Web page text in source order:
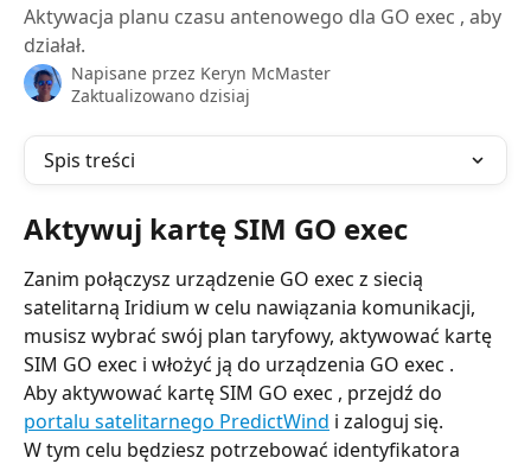
Aktywacja planu czasu antenowego dla GO exec , aby
działał.
Napisane przez Keryn McMaster
Zaktualizowano dzisiaj
Spis treści
Aktywuj kartę SIM GO exec
Zanim połączysz urządzenie GO exec z siecią
satelitarną Iridium w celu nawiązania komunikacji,
musisz wybrać swój plan taryfowy, aktywować kartę
SIM GO exec i włożyć ją do urządzenia GO exec .
Aby aktywować kartę SIM GO exec , przejdź do
portalu satelitarnego PredictWind i zaloguj się.
W tym celu będziesz potrzebować identyfikatora